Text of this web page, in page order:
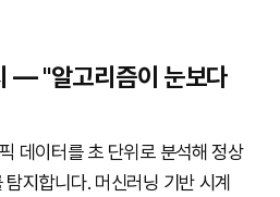
— "알고리즘이 눈보다
데이터를 초 단위로 분석해 정상
탐지합니다. 머신러닝 기반 시계